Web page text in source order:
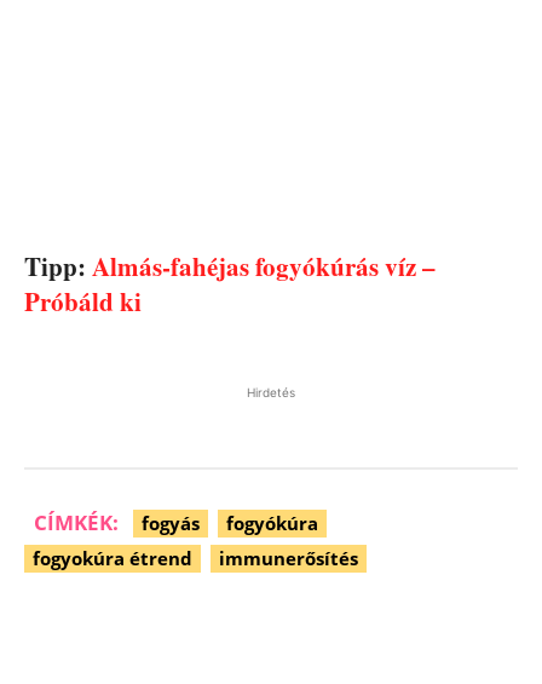
Tipp: Almás-fahéjas fogyókúrás víz –
Próbáld ki
Hirdetés
CÍMKÉK: fogyás
fogyókúra
fogyokúra étrend
immunerősítés